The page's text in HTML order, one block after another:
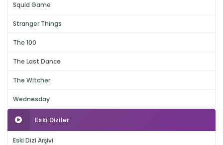
Squid Game
Stranger Things
The 100
The Last Dance
The Witcher
Wednesday
Eski Diziler
Eski Dizi Arşivi